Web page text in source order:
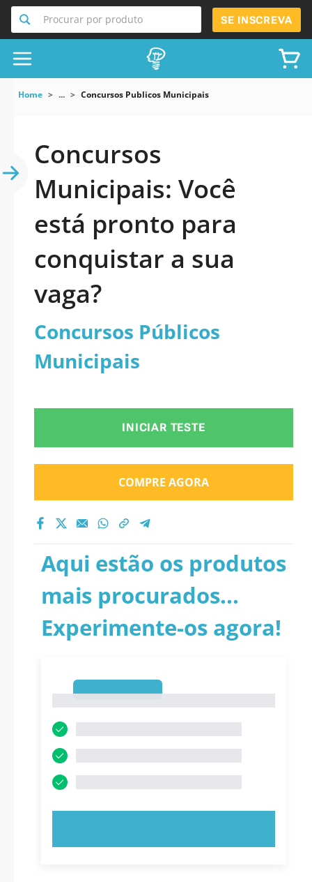
Procurar por produto SE INSCREVA
Home ... Concursos Publicos Municipais
Concursos
Municipais: Você
está pronto para
conquistar a sua
vaga?
Concursos Públicos
Municipais
INICIAR TESTE
COMPRE AGORA
Aqui estão os produtos
mais procurados...
Experimente-os agora!